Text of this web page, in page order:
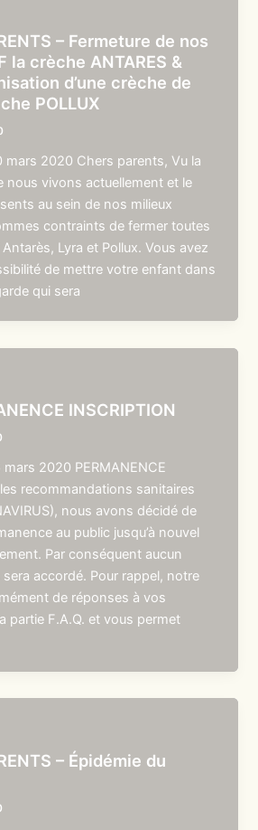
– Fermeture de nos
la crèche ANTARES &
d’une crèche de
POLLUX
mars 2020 Chers parents, Vu la
nous vivons actuellement et le
au sein de nos milieux
contraints de fermer toutes
Lyra et Pollux. Vous avez
de mettre votre enfant dans
qui sera
INSCRIPTION
2020 PERMANENCE
recommandations sanitaires
nous avons décidé de
au public jusqu’à nouvel
Par conséquent aucun
accordé. Pour rappel, notre
de réponses à vos
partie F.A.Q. et vous permet
– Épidémie du